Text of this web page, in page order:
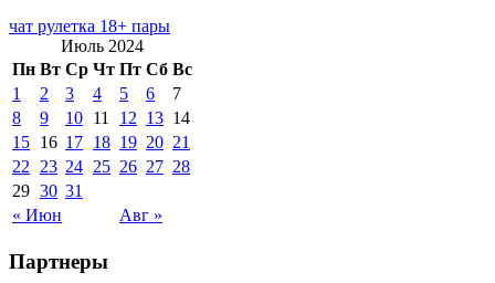
чат рулетка 18+ пары
Июль 2024
Пн Вт Ср Чт Пт Сб Вс
« Июн Авг »
1 2 3 4 5 6
7
8
9 10 11 12 13 14
15 16 17 18 19 20 21
22
23 24 25 26 27 28
29 30 31
Партнеры